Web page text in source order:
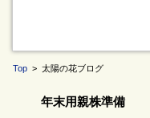
Top > 太陽の花ブログ
年末用親株準備